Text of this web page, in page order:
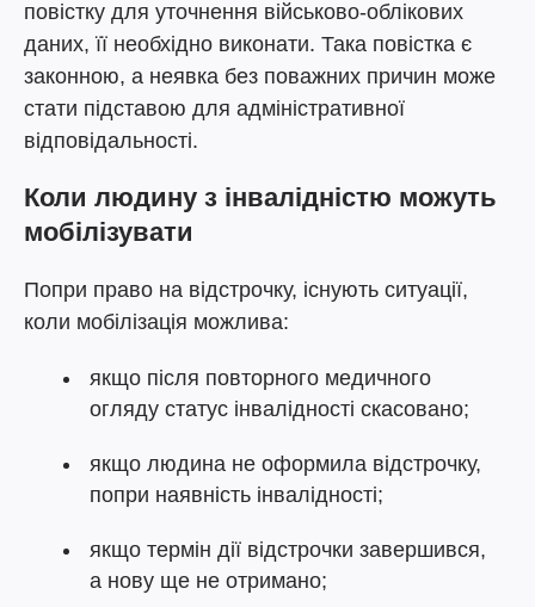
повістку для уточнення військово-облікових
даних, її необхідно виконати. Така повістка є
законною, а неявка без поважних причин може
стати підставою для адміністративної
відповідальності.
Коли людину з інвалідністю можуть
мобілізувати
Попри право на відстрочку, існують ситуації,
коли мобілізація можлива:
якщо після повторного медичного
огляду статус інвалідності скасовано;
якщо людина не оформила відстрочку,
попри наявність інвалідності;
якщо термін дії відстрочки завершився,
а нову ще не отримано;